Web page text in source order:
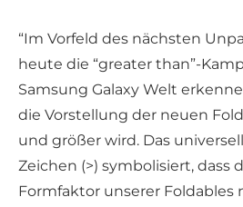
“Im Vorfeld des nächsten
heute die “greater than”-
Samsung Galaxy Welt
die Vorstellung der neuen
und größer wird. Das
Zeichen (>) symbolisiert, dass
Formfaktor unserer Foldables